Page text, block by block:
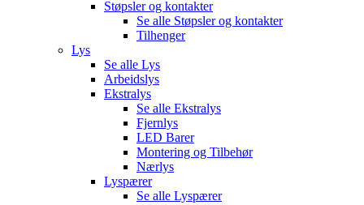
Støpsler og kontakter
Se alle Støpsler og kontakter
Tilhenger
Lys
Se alle Lys
Arbeidslys
Ekstralys
Se alle Ekstralys
Fjernlys
LED Barer
Montering og Tilbehør
Nærlys
Lyspærer
Se alle Lyspærer